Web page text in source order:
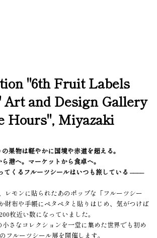
"6th Fruit Labels
and Design Gallery
Hours", Miyazaki
果物は軽やかに国境や赤道を超える。
ら港へ。マーケットから食卓へ。
てくるフルーツシールはいつも旅している ––––
レモンに貼られたあのポップな「フルーツシー
財布や手帳にペタペタと貼りはじめ、気がつけば
枚近い数になっていました。
さなコレクションを一堂に集めた世界でも初め
フルーツシール展を開催します。